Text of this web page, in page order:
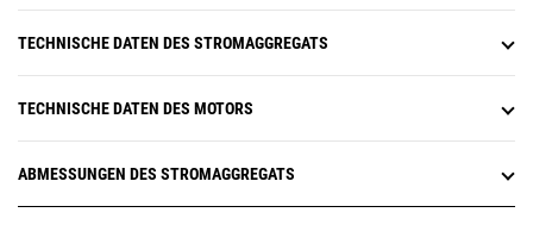
TECHNISCHE DATEN DES STROMAGGREGATS
TECHNISCHE DATEN DES MOTORS
ABMESSUNGEN DES STROMAGGREGATS